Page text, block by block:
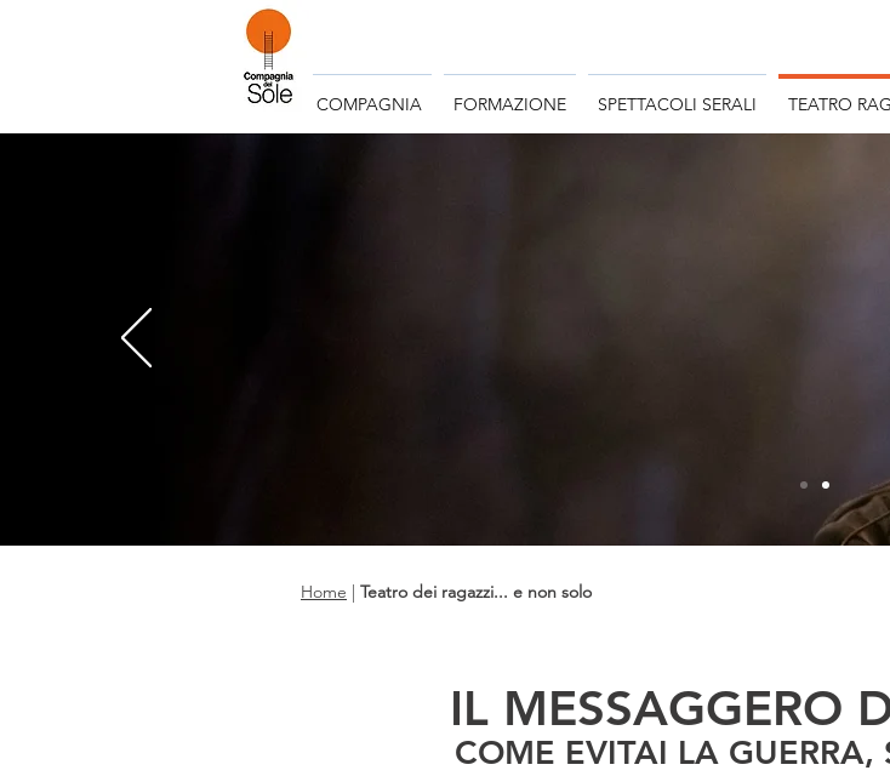
COMPAGNIA FORMAZIONE SPETTACOLI SERALI TEATRO
Home | Teatro dei ragazzi... e non solo
IL MESSAGGERO
COME EVITAI LA